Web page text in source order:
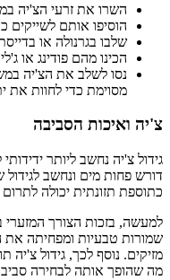
השרו את זרעי הצ'יה
הוסיפו אותם
שלבו בגרנולה או
הכינו מהם פודינג או
נסו לשלב את הצ'יה
מסוימת כדי לחוות את
צ'יה ואיכות הסביבה
גידול צ'יה נחשב ליותר
דורש פחות מים ונחשב
כתוספת תזונתית יכולה
למעשה, בזכות הצורך
שמורות טבעיות ומפחיתה את
מזיקים. נוסף לכך, גידול צ'יה
מה שהופך אותה לבחירה